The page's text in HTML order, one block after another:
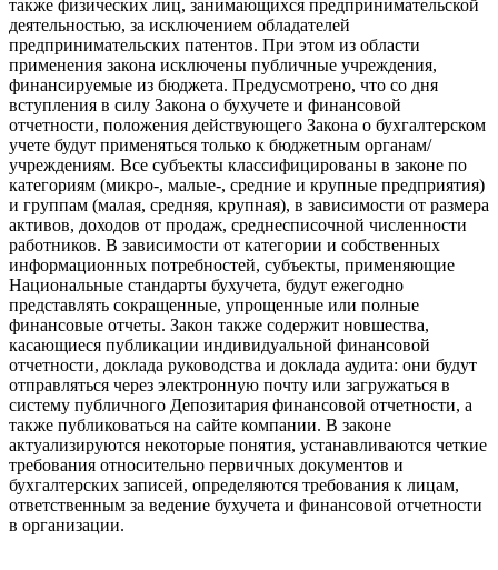
также физических лиц, занимающихся предпринимательской
деятельностью, за исключением обладателей
предпринимательских патентов. При этом из области
применения закона исключены публичные учреждения,
финансируемые из бюджета. Предусмотрено, что со дня
вступления в силу Закона о бухучете и финансовой
отчетности, положения действующего Закона о бухгалтерском
учете будут применяться только к бюджетным органам/
учреждениям. Все субъекты классифицированы в законе по
категориям (микро-, малые-, средние и крупные предприятия)
и группам (малая, средняя, крупная), в зависимости от размера
активов, доходов от продаж, среднесписочной численности
работников. В зависимости от категории и собственных
информационных потребностей, субъекты, применяющие
Национальные стандарты бухучета, будут ежегодно
представлять сокращенные, упрощенные или полные
финансовые отчеты. Закон также содержит новшества,
касающиеся публикации индивидуальной финансовой
отчетности, доклада руководства и доклада аудита: они будут
отправляться через электронную почту или загружаться в
систему публичного Депозитария финансовой отчетности, а
также публиковаться на сайте компании. В законе
актуализируются некоторые понятия, устанавливаются четкие
требования относительно первичных документов и
бухгалтерских записей, определяются требования к лицам,
ответственным за ведение бухучета и финансовой отчетности
в организации.